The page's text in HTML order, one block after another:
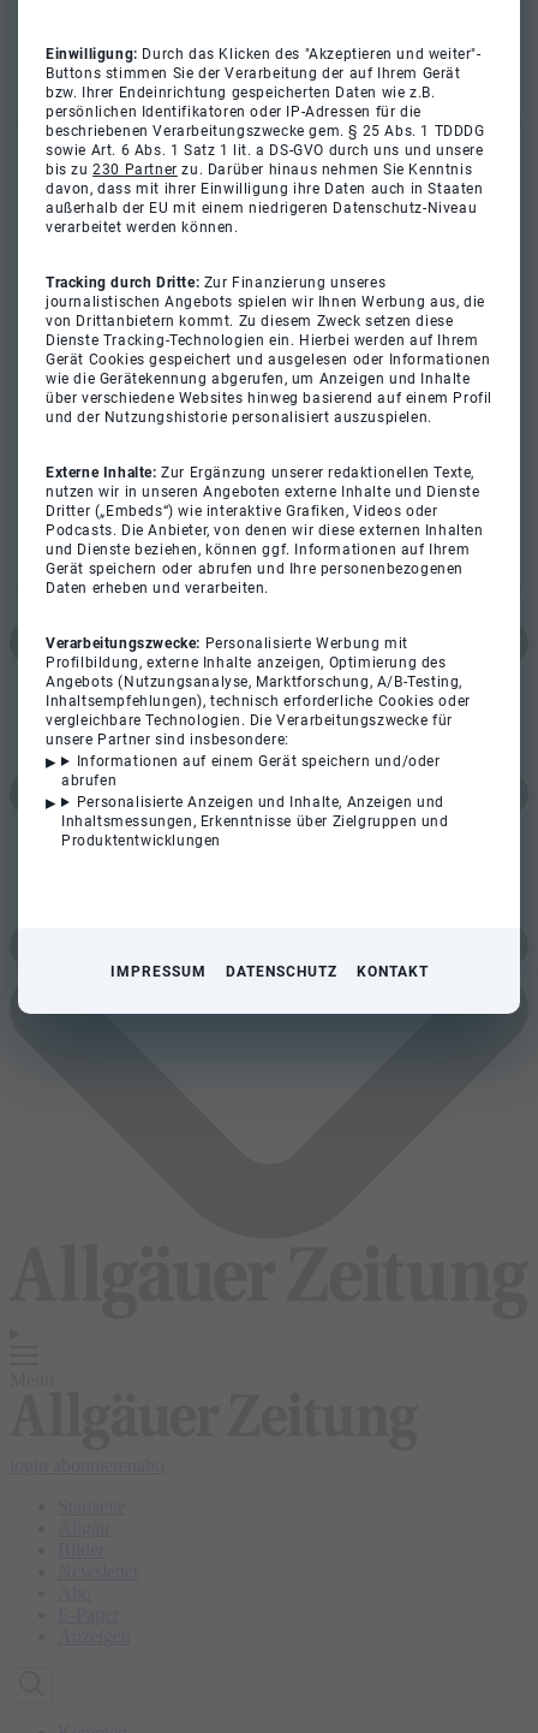
Einwilligung: Durch das Klicken des "Akzeptieren und weiter"-
Buttons stimmen Sie der Verarbeitung der auf Ihrem Gerät
bzw. Ihrer Endeinrichtung gespeicherten Daten wie z.B.
persönlichen Identifikatoren oder IP-Adressen für die
beschriebenen Verarbeitungszwecke gem. § 25 Abs. 1 TDDDG
sowie Art. 6 Abs. 1 Satz 1 lit. a DS-GVO durch uns und unsere
bis zu230 Partner zu. Darüber hinaus nehmen Sie Kenntnis
davon, dass mit ihrer Einwilligung ihre Daten auch in Staaten
außerhalb der EU mit einem niedrigeren Datenschutz-Niveau
verarbeitet werden können.
Tracking durch Dritte: Zur Finanzierung unseres
journalistischen Angebots spielen wir Ihnen Werbung aus, die
von Drittanbietern kommt. Zu diesem Zweck setzen diese
Dienste Tracking-Technologien ein. Hierbei werden auf Ihrem
Gerät Cookies gespeichert und ausgelesen oder Informationen
wie die Gerätekennung abgerufen, um Anzeigen und Inhalte
über verschiedene Websites hinweg basierend auf einem Profil
und der Nutzungshistorie personalisiert auszuspielen.
Externe Inhalte:Zur Ergänzung unserer redaktionellen Texte,
nutzen wir in unseren Angeboten externe Inhalte und Dienste
Dritter („Embeds“) wie interaktive Grafiken, Videos oder
Podcasts. Die Anbieter, von denen wir diese externen Inhalten
und Dienste beziehen, können ggf. Informationen auf Ihrem
Gerät speichern oder abrufen und Ihre personenbezogenen
Daten erheben und verarbeiten.
Verarbeitungszwecke: Personalisierte Werbung mit
Profilbildung, externe Inhalte anzeigen, Optimierung des
Angebots (Nutzungsanalyse, Marktforschung, A/B-Testing,
Inhaltsempfehlungen), technisch erforderliche Cookies oder
vergleichbare Technologien. Die Verarbeitungszwecke für
unsere Partner sind insbesondere:
Informationen auf einem Gerät speichern und/oder
abrufen
Personalisierte Anzeigen und Inhalte, Anzeigen und
Inhaltsmessungen, Erkenntnisse über Zielgruppen und
Produktentwicklungen
IMPRESSUM DATENSCHUTZ KONTAKT